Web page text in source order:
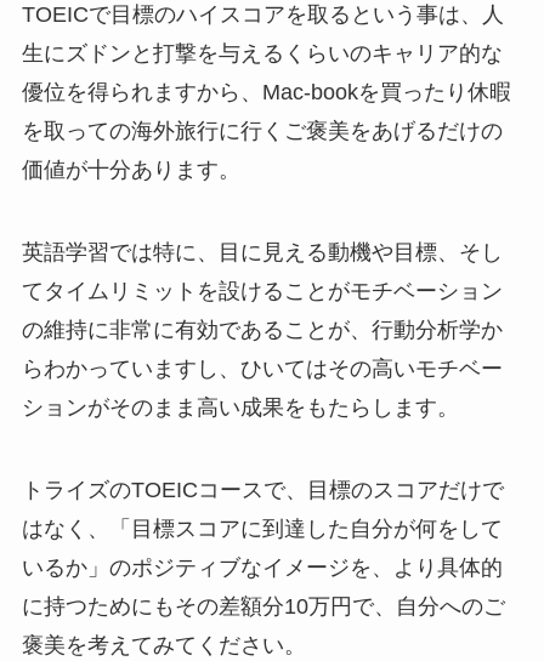
TOEICで目標のハイスコアを取るという事は、人
生にズドンと打撃を与えるくらいのキャリア的な
優位を得られますから、Mac-bookを買ったり休暇
を取っての海外旅行に行くご褒美をあげるだけの
価値が十分あります。
英語学習では特に、目に見える動機や目標、そし
てタイムリミットを設けることがモチベーション
の維持に非常に有効であることが、行動分析学か
らわかっています し、ひいてはその高いモチベー
ションがそのまま高い成果をもたらします。
トライズのTOEICコースで、目標のスコアだけで
はなく、「目標スコアに到達した自分が何をして
いるか」のポジティブなイメージを、より具体的
に持つためにもその差額分10万円で、自分へのご
褒美を考えてみてください。